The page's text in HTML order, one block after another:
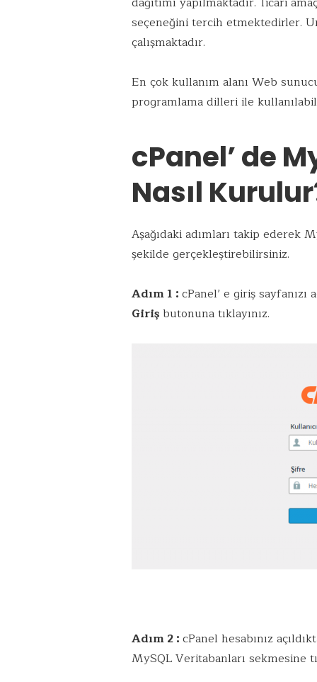
k p
seçeneğini tercih etmektedirler.
çalışmaktadır.
En çok kullanım alanı Web
programlama dilleri ile
cPanel’ de
Nasıl
Aşağıdaki adımları takip ederek
şekilde gerçekleştirebilirsiniz.
Adım 1 :cPanel’ e giriş sayfanızı
Girişbutonuna tıklayınız.
Adım 2 :cPanel hesabınız
MySQL Veritabanları sekmesine